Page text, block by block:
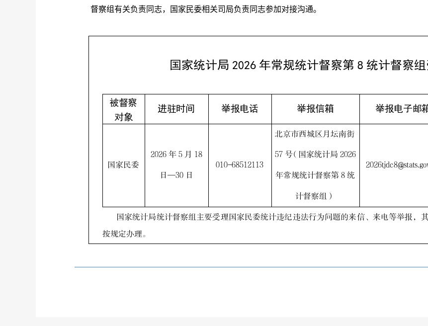
督察组有关负责同志，国家民委相关司局负责同志参加对接沟通。